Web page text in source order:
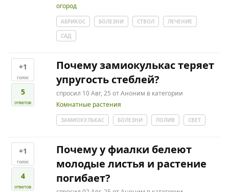
огород
АБРИКОС БОЛЕЗНИ СТВОЛ
ЛЕЧЕНИЕ
САД
+1
голос
5
ответов
Почему замиокулькас теряет
упругость стеблей?
спросил 10 Авг, 25 отАноним в категории
Комнатные растения
ЗАМИОКУЛЬКАС БОЛЕЗНИ ПОЛИВ СВЕТ
+1
голос
4
ответов
Почему у фиалки белеют
молодые листья и растение
погибает?